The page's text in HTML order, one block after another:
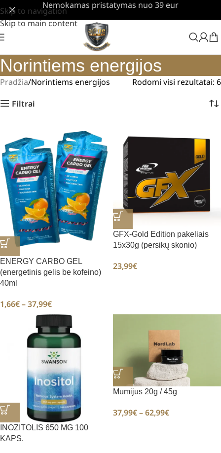
Skip to navigation
Skip to main content
Nemokamas pristatymas nuo 39 eur
Norintiems energijos
Pradžia Norintiems energijos
Rodomi visi rezultatai: 6
Filtrai
ENERGY CARBO GEL
(energetinis gelis be kofeino)
40ml
1,66€–37,99€
GFX-Gold Edition pakeliais
15x30g (persikų skonio)
23,99€
INOZITOLIS 650 MG 100
KAPS.
Mumijus 20g / 45g
37,99€–62,99€